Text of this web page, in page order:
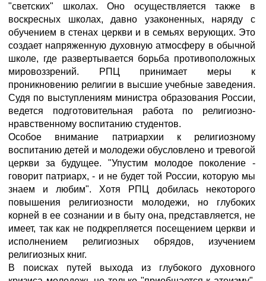
"светских" школах. Оно осуществляется также в
воскресных школах, давно узаконенных, наряду с
обучением в стенах церкви и в семьях верующих. Это
создает напряженную духовную атмосферу в обычной
школе, где развертывается борьба противоположных
мировоззрений. РПЦ принимает меры к
проникновению религии в высшие учебные заведения.
Судя по выступлениям министра образования России,
ведется подготовительная работа по религиозно-
нравственному воспитанию студентов.
Особое внимание патриархии к религиозному
воспитанию детей и молодежи обусловлено и тревогой
церкви за будущее. "Упустим молодое поколение -
говорит патриарх, - и не будет той России, которую мы
знаем и любим". Хотя РПЦ добилась некоторого
повышения религиозности молодежи, но глубоких
корней в ее сознании и в быту она, представляется, не
имеет, так как не подкрепляется посещением церкви и
исполнением религиозных обрядов, изучением
религиозных книг.
В поисках путей выхода из глубокого духовного